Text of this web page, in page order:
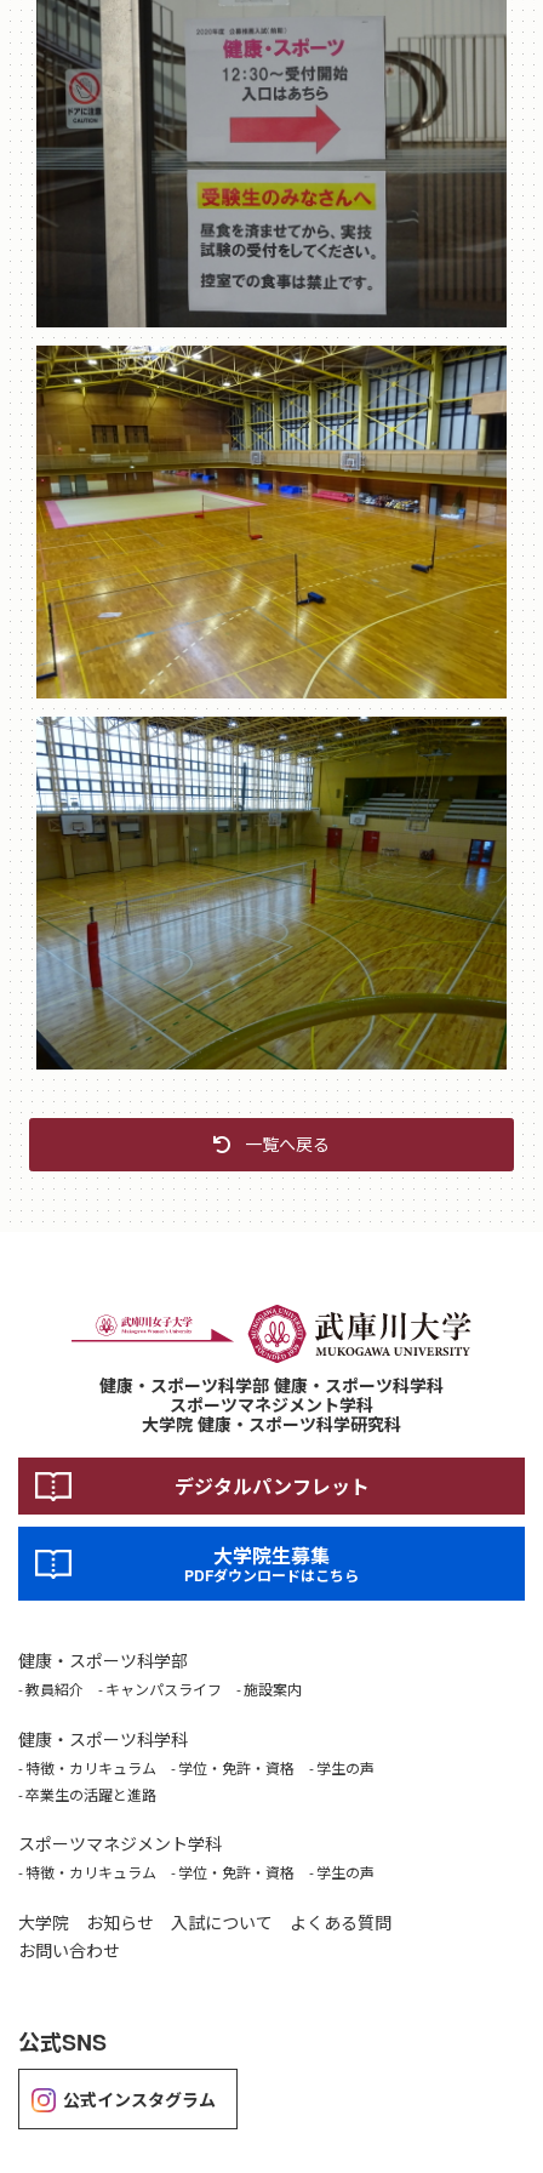
一覧へ戻る
健康・スポーツ科学部 健康・スポーツ科学科
スポーツマネジメント学科
大学院 健康・スポーツ科学研究科
デジタルパンフレット
大学院生募集
PDFダウンロードはこちら
健康・スポーツ科学部
教員紹介 キャンパスライフ 施設案内
健康・スポーツ科学科
特徴・カリキュラム 学位・免許・資格
学生の声
卒業生の活躍と進路
スポーツマネジメント学科
特徴・カリキュラム 学位・免許・資格 学生の声
大学院 お知らせ 入試について
よくある質問
お問い合わせ
公式SNS
公式インスタグラム